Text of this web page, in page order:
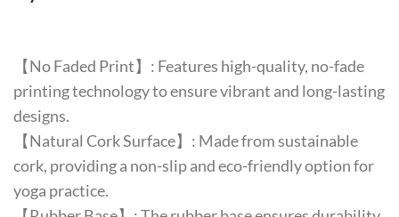
【No Faded Print】: Features high-quality, no-fade
printing technology to ensure vibrant and long-lasting
designs.
【Natural Cork Surface】: Made from sustainable
cork, providing a non-slip and eco-friendly option for
yoga practice.